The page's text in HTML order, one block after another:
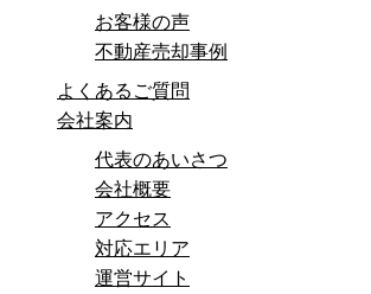
お客様の声
不動産売却事例
よくあるご質問
会社案内
代表のあいさつ
会社概要
アクセス
対応エリア
運営サイト